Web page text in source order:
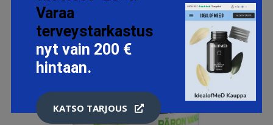
Varaa
terveystarkastus
nyt vain 200 €
hintaan.
KATSO TARJOUS